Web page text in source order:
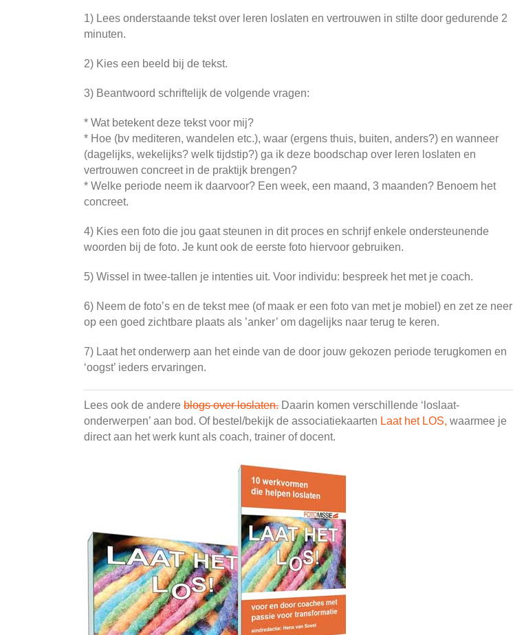
1) Lees onderstaande tekst over leren loslaten en vertrouwen in stilte door gedurende 2
minuten.
2) Kies een beeld bij de tekst.
3) Beantwoord schriftelijk de volgende vragen:
* Wat betekent deze tekst voor mij?
* Hoe (bv mediteren, wandelen etc.), waar (ergens thuis, buiten, anders?) en wanneer
(dagelijks, wekelijks? welk tijdstip?) ga ik deze boodschap over leren loslaten en
vertrouwen concreet in de praktijk brengen?
* Welke periode neem ik daarvoor? Een week, een maand, 3 maanden? Benoem het
concreet.
4) Kies een foto die jou gaat steunen in dit proces en schrijf enkele ondersteunende
woorden bij de foto. Je kunt ook de eerste foto hiervoor gebruiken.
5) Wissel in twee-tallen je intenties uit. Voor individu: bespreek het met je coach.
6) Neem de foto’s en de tekst mee (of maak er een foto van met je mobiel) en zet ze neer
op een goed zichtbare plaats als ’anker’ om dagelijks naar terug te keren.
7) Laat het onderwerp aan het einde van de door jouw gekozen periode terugkomen en
‘oogst’ ieders ervaringen.
Lees ook de andere blogs over loslaten. Daarin komen verschillende ‘loslaat-
onderwerpen’ aan bod. Of bestel/bekijk de associatiekaarten Laat het LOS, waarmee je
direct aan het werk kunt als coach, trainer of docent.